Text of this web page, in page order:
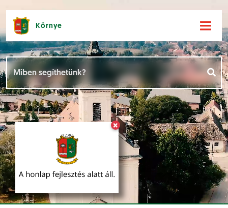
×
Környe
Hírek []
Események []
Dokumentumok []
Aloldalak [ ]